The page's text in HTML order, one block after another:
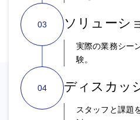
03 ソリューシ
実際の業務シー
験。
04 ディスカッ
スタッフと課題